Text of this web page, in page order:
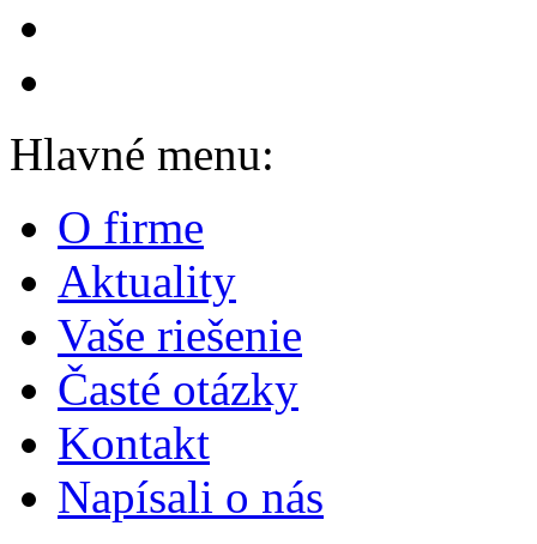
Hlavné menu:
O firme
Aktuality
Vaše riešenie
Časté otázky
Kontakt
Napísali o nás